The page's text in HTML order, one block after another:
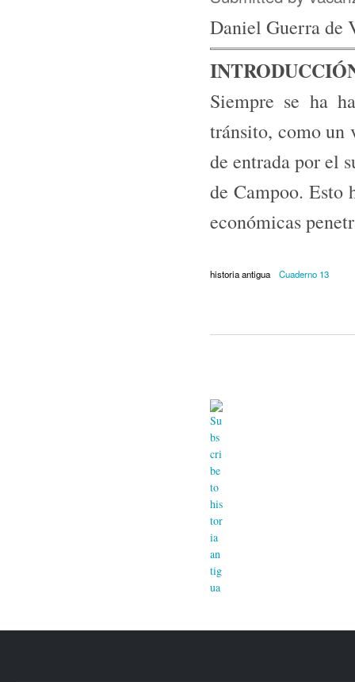
Daniel Guerra de
Siempre se ha
tránsito, como un
de entrada por el
de Campoo. Esto
económicas
historia antigua Cuaderno 13